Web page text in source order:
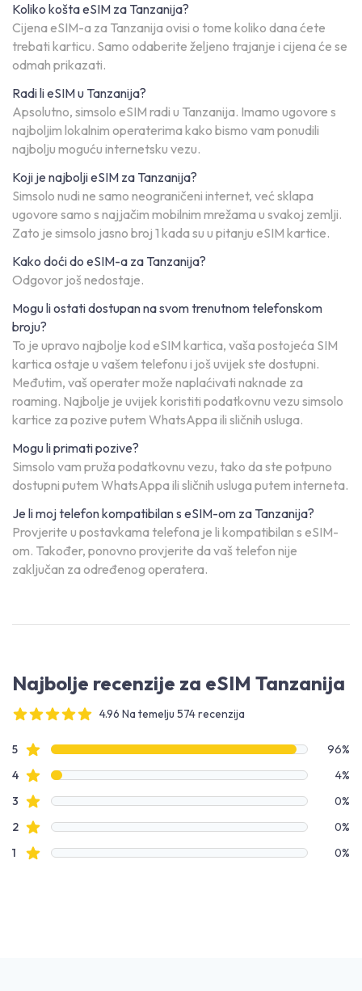
Koliko košta eSIM za Tanzanija?
Cijena eSIM-a za Tanzanija ovisi o tome koliko dana ćete
trebati karticu. Samo odaberite željeno trajanje i cijena će se
odmah prikazati.
Radi li eSIM u Tanzanija?
Apsolutno, simsolo eSIM radi u Tanzanija. Imamo ugovore s
najboljim lokalnim operaterima kako bismo vam ponudili
najbolju moguću internetsku vezu.
Koji je najbolji eSIM za Tanzanija?
Simsolo nudi ne samo neograničeni internet, već sklapa
ugovore samo s najjačim mobilnim mrežama u svakoj zemlji.
Zato je simsolo jasno broj 1 kada su u pitanju eSIM kartice.
Kako doći do eSIM-a za Tanzanija?
Odgovor još nedostaje.
Mogu li ostati dostupan na svom trenutnom telefonskom
broju?
To je upravo najbolje kod eSIM kartica, vaša postojeća SIM
kartica ostaje u vašem telefonu i još uvijek ste dostupni.
Međutim, vaš operater može naplaćivati naknade za
roaming. Najbolje je uvijek koristiti podatkovnu vezu simsolo
kartice za pozive putem WhatsAppa ili sličnih usluga.
Mogu li primati pozive?
Simsolo vam pruža podatkovnu vezu, tako da ste potpuno
dostupni putem WhatsAppa ili sličnih usluga putem interneta.
Je li moj telefon kompatibilan s eSIM-om za Tanzanija?
Provjerite u postavkama telefona je li kompatibilan s eSIM-
om. Također, ponovno provjerite da vaš telefon nije
zaključan za određenog operatera.
Najbolje recenzije za eSIM Tanzanija
4.96 Na temelju 574 recenzija
Podaci o recenzijama
5Recenzije s zvjezdicama
96%
4Recenzije s zvjezdicama
4%
3 Recenzije s zvjezdicama
0%
2Recenzije s zvjezdicama
0%
1 Recenzije s zvjezdicama 0%